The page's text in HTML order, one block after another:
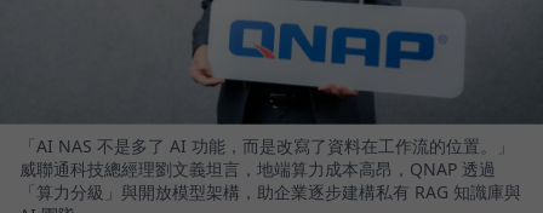
「AI NAS 不是多了 AI 功能，而是改寫了資料在工作流的位置。」
威聯通科技總經理劉文義坦言，地端算力成本高昂，QNAP 透過
「算力分級」與開放模型架構，助企業逐步建構私有 RAG 知識庫與